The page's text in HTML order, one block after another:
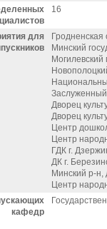
16
для
Минский
Могилевский
Дворец
Дворец
Центр
Центр
ГДК г.
ДК г.
Минский р-н,
Центр
кафедр